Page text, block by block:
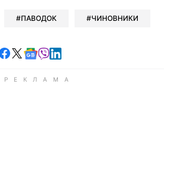
ПАВОДОК ЧИНОВНИКИ
в Telegram
Читайте в Facebook
Читайте в X
Читайте в Google news
Читайте в Viber
Читайте в LinkedIn